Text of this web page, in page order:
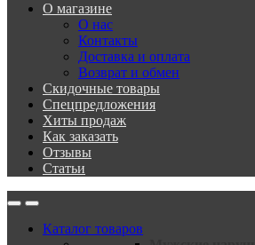
О магазине
О нас
Контакты
Доставка и оплата
Возврат и обмен
Скидочные товары
Спецпредложения
Хиты продаж
Как заказать
Отзывы
Статьи
Каталог товаров